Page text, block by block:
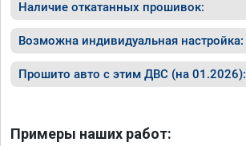
Наличие откатанных прошивок:
Возможна индивидуальная настройка:
Прошито авто с этим ДВС (на 01.2026):
Примеры наших работ: